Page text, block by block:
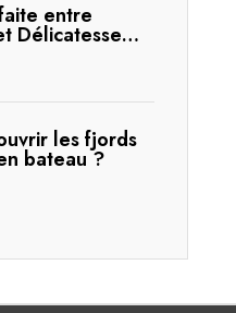
entre
Délicatesse…
les fjords
bateau ?